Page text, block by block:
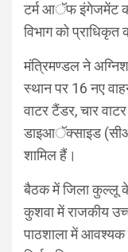
टर्म आॅफ इंगेजमेंट को
विभाग को प्राधिकृत
मंत्रिमण्डल ने
स्थान पर 16 नए
वाटर टैंडर, चार
डाइआॅक्साइड
शामिल हैं।
बैठक में जिला कुल्लू के
कुशवा में राजकीय
पाठशाला में